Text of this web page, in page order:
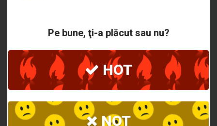
Pe bune, ţi-a plăcut sau nu?
HOT
NOT